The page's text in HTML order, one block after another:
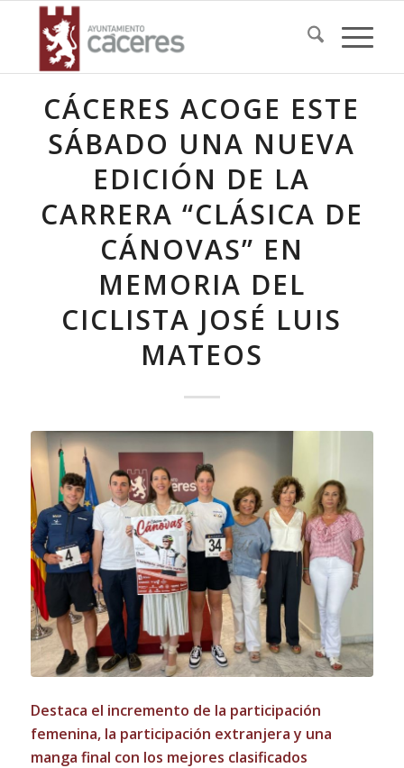
CÁCERES ACOGE ESTE
SÁBADO UNA NUEVA
EDICIÓN DE LA
CARRERA “CLÁSICA DE
CÁNOVAS” EN
MEMORIA DEL
CICLISTA JOSÉ LUIS
MATEOS
Destaca el incremento de la participación
femenina, la participación extranjera y una
manga final con los mejores clasificados